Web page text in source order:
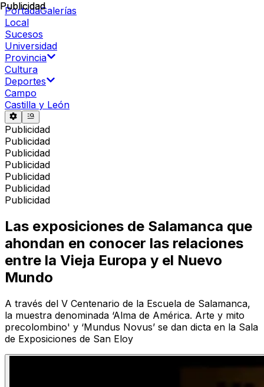
PortadaGalerías
Local
Sucesos
Universidad
Provincia
Cultura
Deportes
Campo
Castilla y León
Publicidad
Publicidad
Publicidad
Publicidad
Publicidad
Publicidad
Publicidad
Publicidad
Las exposiciones de Salamanca que
ahondan en conocer las relaciones
entre la Vieja Europa y el Nuevo
Mundo
A través del V Centenario de la Escuela de Salamanca,
la muestra denominada ‘Alma de América. Arte y mito
precolombino' y ‘Mundus Novus’ se dan dicta en la Sala
de Exposiciones de San Eloy
Publicidad